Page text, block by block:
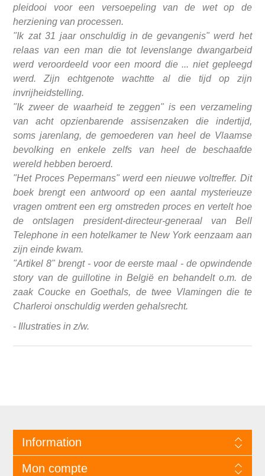
pleidooi voor een versoepeling van de wet op de
herziening van processen.
"Ik zat 31 jaar onschuldig in de gevangenis" werd het
relaas van een man die tot levenslange dwangarbeid
werd veroordeeld voor een moord die ... niet gepleegd
werd. Zijn echtgenote wachtte al die tijd op zijn
invrijheidstelling.
"Ik zweer de waarheid te zeggen" is een verzameling
van acht opzienbarende assisenzaken die indertijd,
soms jarenlang, de gemoederen van heel de Vlaamse
bevolking en enkele zelfs van heel de beschaafde
wereld hebben beroerd.
"Het Proces Pepermans" werd een nieuwe voltreffer. Dit
boek brengt een antwoord op een aantal mysterieuze
vragen omtrent een erg omstreden proces en vertelt hoe
de ontslagen president-directeur-generaal van Bell
Telephone in een hotelkamer te New York eenzaam aan
zijn einde kwam.
"Artikel 8" brengt - voor de eerste maal - de opwindende
story van de guillotine in België en behandelt o.m. de
zaak Coucke en Goethals, de twee Vlamingen die te
Charleroi onschuldig werden gehalsrecht.
- Illustraties in z/w.
Information
Mon compte